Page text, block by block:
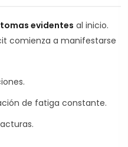
evidentes al inicio.
comienza a manifestarse
de fatiga constante.